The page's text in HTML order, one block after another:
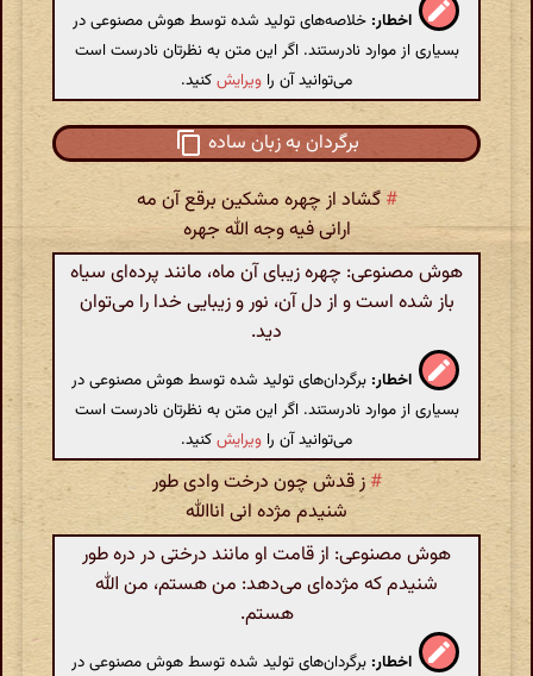
اخطار: خلاصه‌های تولید شده توسط هوش مصنوعی در
بسیاری از موارد نادرستند. اگر این متن به نظرتان نادرست است
می‌توانید آن را ویرایشکنید.
برگردان به زبان ساده
# گشاد از چهره مشکین برقع آن مه
ارانی فیه وجه الله جهره
هوش مصنوعی: چهره زیبای آن ماه، مانند پرده‌ای سیاه
باز شده است و از دل آن، نور و زیبایی خدا را می‌توان
دید.
اخطار: برگردان‌های تولید شده توسط هوش مصنوعی در
بسیاری از موارد نادرستند. اگر این متن به نظرتان نادرست است
می‌توانید آن را ویرایشکنید.
# ز قدش چون درخت وادی طور
شنیدم مژده انی اناالله
هوش مصنوعی: از قامت او مانند درختی در دره طور
شنیدم که مژده‌ای می‌دهد: من هستم، من الله
هستم.
اخطار: برگردان‌های تولید شده توسط هوش مصنوعی در